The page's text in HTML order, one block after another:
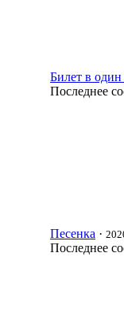
Билет в один
Последнее
Песенка ·
Последнее